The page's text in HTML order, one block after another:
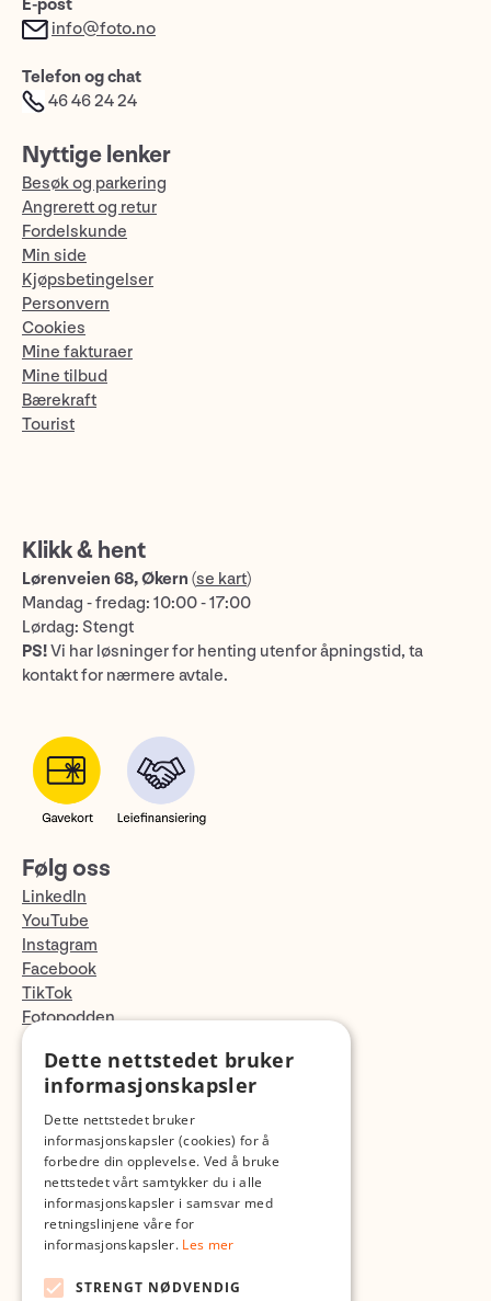
E-post
info@foto.no
Telefon og chat
46 46 24 24
Nyttige lenker
Besøk og parkering
Angrerett og retur
Fordelskunde
Min side
Kjøpsbetingelser
Personvern
Cookies
Mine fakturaer
Mine tilbud
Bærekraft
Tourist
Klikk & hent
Lørenveien 68, Økern (se kart)
Mandag - fredag: 10:00 - 17:00
Lørdag: Stengt
PS!Vi har løsninger for henting utenfor åpningstid, ta
kontakt for nærmere avtale.
Følg oss
LinkedIn
YouTube
Instagram
Facebook
TikTok
Fotopodden
Med forbehold om skrive- og lagerfeil
Dette nettstedet bruker
informasjonskapsler
Dette nettstedet bruker
informasjonskapsler (cookies) for å
forbedre din opplevelse. Ved å bruke
nettstedet vårt samtykker du i alle
informasjonskapsler i samsvar med
retningslinjene våre for
informasjonskapsler. Les mer
STRENGT NØDVENDIG